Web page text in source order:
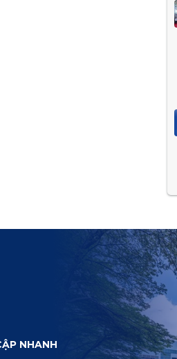
NHANH